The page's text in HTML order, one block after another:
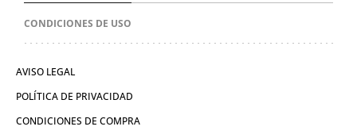
CONDICIONES DE USO
AVISO LEGAL
POLÍTICA DE PRIVACIDAD
CONDICIONES DE COMPRA